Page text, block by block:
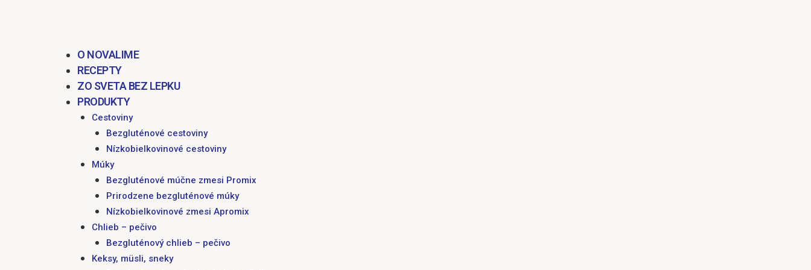
O NOVALIME
RECEPTY
ZO SVETA BEZ LEPKU
PRODUKTY
Cestoviny
Bezgluténové cestoviny
Nízkobielkovinové cestoviny
Múky
Bezgluténové múčne zmesi Promix
Prirodzene bezgluténové múky
Nízkobielkovinové zmesi Apromix
Chlieb – pečivo
Bezgluténový chlieb – pečivo
Keksy, müsli, sneky